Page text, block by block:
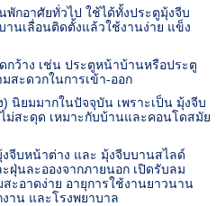
พักอาศัยทั่วไป ใช้ได้ทั้งประตูมุ้งจีบ
นเลื่อนติดตั้งแล้วใช้งานง่าย แข็ง
กว้าง เช่น ประตูหน้าบ้านหรือประตู
สะดวกในการเข้า-ออก
นิยมมากในปัจจุบัน เพราะเป็น มุ้งจีบ
ม่สะดุด เหมาะกับบ้านและคอนโดสมัย
จีบหน้าต่าง และ มุ้งจีบบานสไลด์
ฝุ่นละอองจากภายนอก เปิดรับลม
ะอาดง่าย อายุการใช้งานยาวนาน
าน และโรงพยาบาล